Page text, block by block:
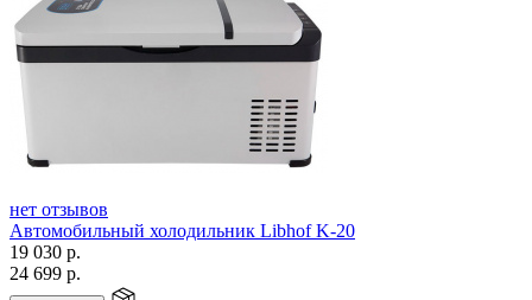
нет отзывов
Автомобильный холодильник Libhof K-20
19 030 р.
24 699 р.